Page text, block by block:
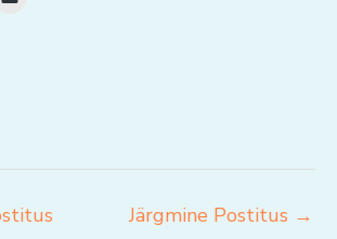
Järgmine Postitus →